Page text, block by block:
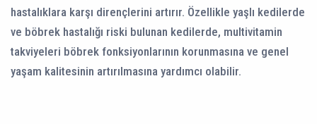
hastalıklara karşı dirençlerini artırır. Özellikle yaşlı kedilerde
ve böbrek hastalığı riski bulunan kedilerde, multivitamin
takviyeleri böbrek fonksiyonlarının korunmasına ve genel
yaşam kalitesinin artırılmasına yardımcı olabilir.